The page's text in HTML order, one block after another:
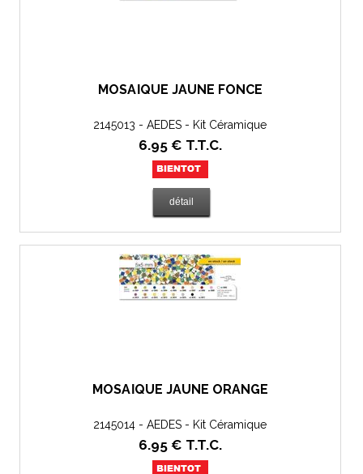
MOSAÏQUE JAUNE FONCÉ
2145013 - AEDES - Kit Céramique
6.95 € T.T.C.
MOSAÏQUE JAUNE ORANGÉ
2145014 - AEDES - Kit Céramique
6.95 € T.T.C.